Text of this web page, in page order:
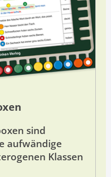
sind
aufwändige
Klassen